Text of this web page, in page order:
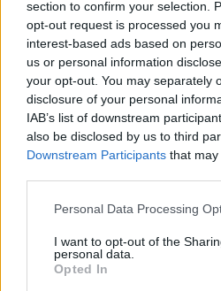
section to confirm your selection.
opt-out request is processed you
interest-based ads based on
us or personal information
your opt-out. You may separately
disclosure of your personal
IAB’s list of downstream
also be disclosed by us to third
Downstream Participants that
Personal Data Processing
I want to opt-out of the
personal data.
Opted In
portoghese
Neto
. Il
24 Febbraio e, secondo il
Bola, il giocatore potrebbe
già quest'oggi per una
euro. Tanti fantallenatori,
restare ancora col fiato